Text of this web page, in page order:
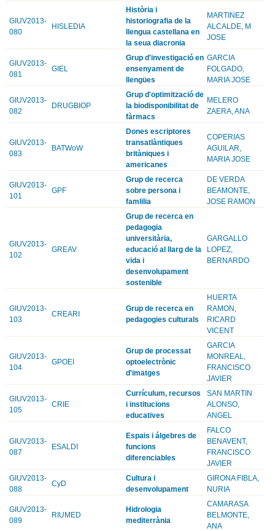
GIUV2013-
080
HISLEDIA
Història i
historiografia de la
llengua castellana en
la seua diacronia
MARTINEZ
ALCALDE, M
JOSE
GIUV2013-
081
GIEL
Grup d'investigació en
ensenyament de
llengües
GARCIA
FOLGADO,
MARIA JOSE
GIUV2013-
082
DRUGBIOP
Grup d'optimització de
la biodisponibilitat de
fàrmacs
MELERO
ZAERA, ANA
GIUV2013-
083
BATWoW
Dones escriptores
transatlàntiques
britàniques i
americanes
COPERIAS
AGUILAR,
MARIA JOSE
GIUV2013-
101
GPF
Grup de recerca
sobre persona i
famlilia
DE VERDA
BEAMONTE,
JOSE RAMON
GIUV2013-
102
GREAV
Grup de recerca en
pedagogia
universitària,
educació al llarg de la
vida i
desenvolupament
sostenible
GARGALLO
LOPEZ,
BERNARDO
GIUV2013-
103
CREARI
Grup de recerca en
pedagogies culturals
HUERTA
RAMON,
RICARD
VICENT
GIUV2013-
104
GPOEI
Grup de processat
optoelectrònic
d'imatges
GARCIA
MONREAL,
FRANCISCO
JAVIER
GIUV2013-
105
CRIE
Currículum, recursos
i institucions
educatives
SAN MARTIN
ALONSO,
ANGEL
GIUV2013-
087
ESALDI
Espais i álgebres de
funcions
diferenciables
FALCO
BENAVENT,
FRANCISCO
JAVIER
GIUV2013-
088
CyD
Cultura i
desenvolupament
GIRONA FIBLA,
NURIA
GIUV2013-
089
RIUMED
Hidrologia
mediterrània
CAMARASA
BELMONTE,
ANA